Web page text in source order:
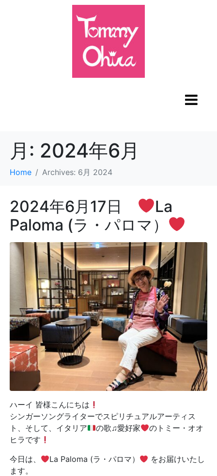
月: 2024年6月
Home Archives: 6月 2024
2024年6月17日
La
Paloma (ラ・パロマ）
ハーイ 皆様こんにちは
シンガーソングライターでスピリチュアルアーティス
ト、そして、イタリア
の歌♫愛好家
のトミー・オオ
ヒラです
今日は、
La Paloma (ラ・パロマ）
をお届けいたし
ます。